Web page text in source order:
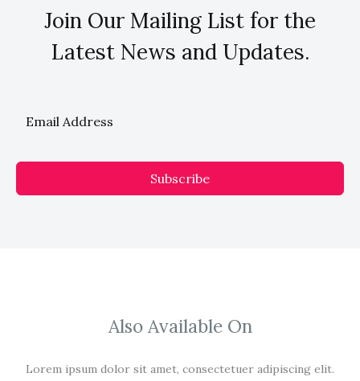
Join Our Mailing List for the
Latest News and Updates.
Subscribe
Also Available On
Lorem ipsum dolor sit amet, consectetuer adipiscing elit.